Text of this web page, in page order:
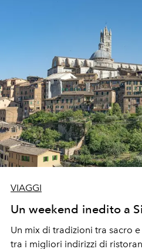
VIAGGI
Un weekend inedito a
Un mix di tradizioni tra sacro
tra i migliori indirizzi di